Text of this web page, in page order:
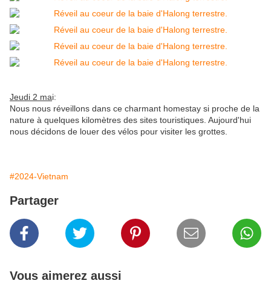
Jeudi 2 mai:
Nous nous réveillons dans ce charmant homestay si proche de la
nature à quelques kilomètres des sites touristiques. Aujourd'hui
nous décidons de louer des vélos pour visiter les grottes.
#2024-Vietnam
Partager
Vous aimerez aussi